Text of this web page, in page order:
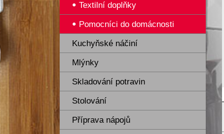
Textilní doplňky
Pomocníci do domácnosti
Kuchyňské náčiní
Mlýnky
Skladování potravin
Stolování
Příprava nápojů